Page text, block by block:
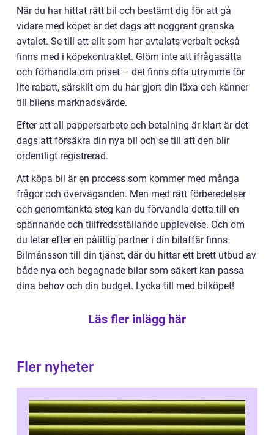
När du har hittat rätt bil och bestämt dig för att gå
vidare med köpet är det dags att noggrant granska
avtalet. Se till att allt som har avtalats verbalt också
finns med i köpekontraktet. Glöm inte att ifrågasätta
och förhandla om priset – det finns ofta utrymme för
lite rabatt, särskilt om du har gjort din läxa och känner
till bilens marknadsvärde.
Efter att all pappersarbete och betalning är klart är det
dags att försäkra din nya bil och se till att den blir
ordentligt registrerad.
Att köpa bil är en process som kommer med många
frågor och överväganden. Men med rätt förberedelser
och genomtänkta steg kan du förvandla detta till en
spännande och tillfredsställande upplevelse. Och om
du letar efter en pålitlig partner i din bilaffär finns
Bilmånsson till din tjänst, där du hittar ett brett utbud av
både nya och begagnade bilar som säkert kan passa
dina behov och din budget. Lycka till med bilköpet!
Läs fler inlägg här
Fler nyheter